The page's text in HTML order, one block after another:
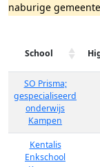
naburige
School
SO Prisma;
gespecialiseerd
onderwijs
Kampen
Kentalis
Enkschool